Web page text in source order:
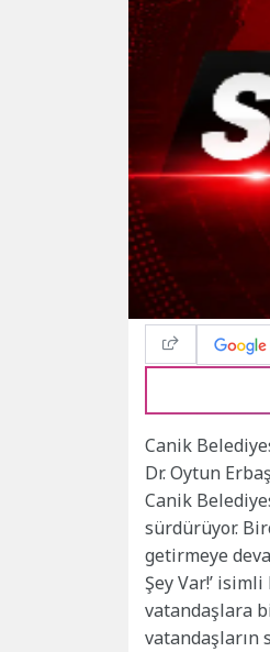
Canik
Dr. Oytun
Canik
sürdürüyor.
getirmeye
Şey Var!’
vatandaşlara
vatandaşların